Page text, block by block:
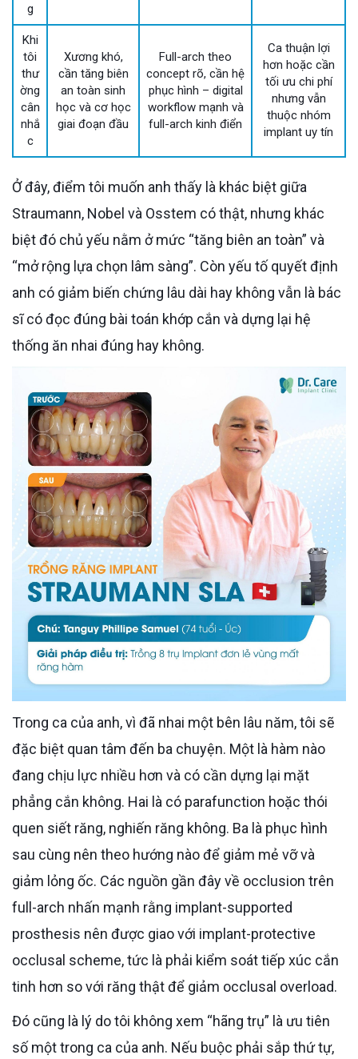
g
Khi
tôi
thư
ờng
cân
nhắ
c
Xương khó,
cần tăng biên
an toàn sinh
học và cơ học
giai đoạn đầu
Full-arch theo
concept rõ, cần hệ
phục hình – digital
workflow mạnh và
full-arch kinh điển
Ca thuận lợi
hơn hoặc cần
tối ưu chi phí
nhưng vẫn
thuộc nhóm
implant uy tín
Ở đây, điểm tôi muốn anh thấy là khác biệt giữa
Straumann, Nobel và Osstem có thật, nhưng khác
biệt đó chủ yếu nằm ở mức “tăng biên an toàn” và
“mở rộng lựa chọn lâm sàng”. Còn yếu tố quyết định
anh có giảm biến chứng lâu dài hay không vẫn là bác
sĩ có đọc đúng bài toán khớp cắn và dựng lại hệ
thống ăn nhai đúng hay không.
Trong ca của anh, vì đã nhai một bên lâu năm, tôi sẽ
đặc biệt quan tâm đến ba chuyện. Một là hàm nào
đang chịu lực nhiều hơn và có cần dựng lại mặt
phẳng cắn không. Hai là có parafunction hoặc thói
quen siết răng, nghiến răng không. Ba là phục hình
sau cùng nên theo hướng nào để giảm mẻ vỡ và
giảm lỏng ốc. Các nguồn gần đây về occlusion trên
full-arch nhấn mạnh rằng implant-supported
prosthesis nên được giao với implant-protective
occlusal scheme, tức là phải kiểm soát tiếp xúc cắn
tinh hơn so với răng thật để giảm occlusal overload.
Đó cũng là lý do tôi không xem “hãng trụ” là ưu tiên
số một trong ca của anh. Nếu buộc phải sắp thứ tự,